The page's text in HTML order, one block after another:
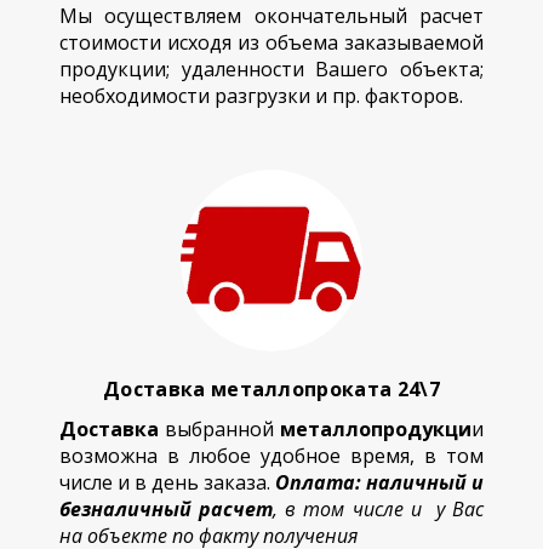
Мы осуществляем окончательный расчет
стоимости исходя из объема заказываемой
продукции; удаленности Вашего объекта;
необходимости разгрузки и пр. факторов.
Доставка металлопроката 24\7
Доставка выбранной металлопродукции
возможна в любое удобное время, в том
числе и в день заказа. Оплата: наличный и
безналичный расчет, в том числе и у Вас
на объекте по факту получения